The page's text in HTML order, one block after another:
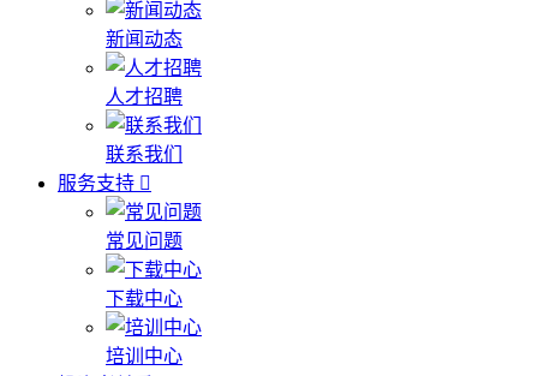
新闻动态
人才招聘
联系我们
服务支持
常见问题
下载中心
培训中心